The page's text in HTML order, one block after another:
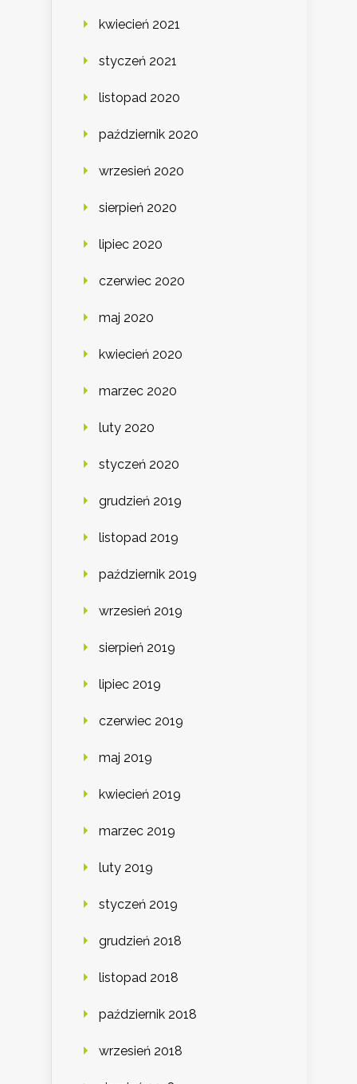
kwiecień 2021
styczeń 2021
listopad 2020
październik 2020
wrzesień 2020
sierpień 2020
lipiec 2020
czerwiec 2020
maj 2020
kwiecień 2020
marzec 2020
luty 2020
styczeń 2020
grudzień 2019
listopad 2019
październik 2019
wrzesień 2019
sierpień 2019
lipiec 2019
czerwiec 2019
maj 2019
kwiecień 2019
marzec 2019
luty 2019
styczeń 2019
grudzień 2018
listopad 2018
październik 2018
wrzesień 2018